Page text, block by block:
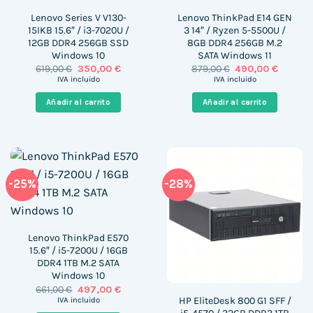
Lenovo Series V V130-
15IKB 15.6″ / i3-7020U /
12GB DDR4 256GB SSD
Windows 10
619,00€ El
precio
era:
619,00 €.
350,00 €El
es:
IVA incluido
Añadir al carrito
Lenovo ThinkPad E14 GEN
3 14″ / Ryzen 5-5500U /
8GB DDR4 256GB M.2
SATA Windows 11
879,00€ El
precio
era:
879,00 €.
490,00€El
IVA incluido
Añadir al carrito
-25%
Lenovo ThinkPad E570
15.6″ / i5-7200U / 16GB
DDR4 1TB M.2 SATA
Windows 10
661,00€ El
precio
497,00 €El
IVA incluido
-28%
HP EliteDesk 800 G1 SFF /